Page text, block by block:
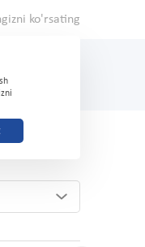
ko'rsating